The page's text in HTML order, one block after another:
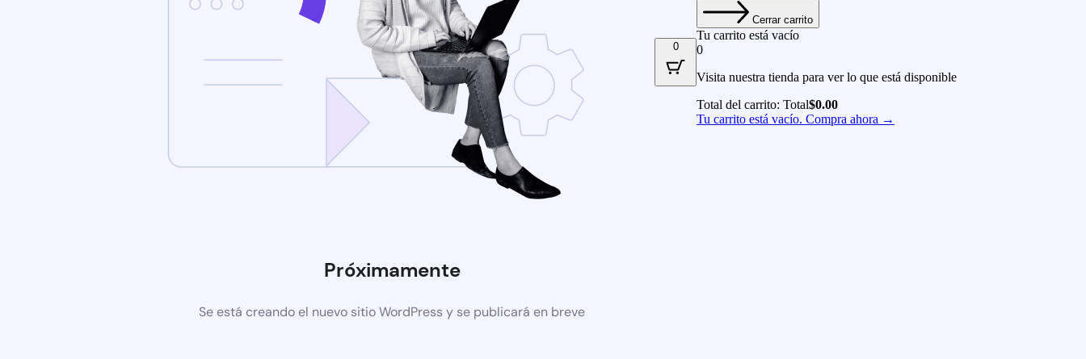
Próximamente
Se está creando el nuevo sitio WordPress y se publicará en breve
0
Cerrar carrito
Tu carrito está vacío
0
Visita nuestra tienda para ver lo que está disponible
Total del carrito: Total$0.00
Tu carrito está vacío. Compra ahora →